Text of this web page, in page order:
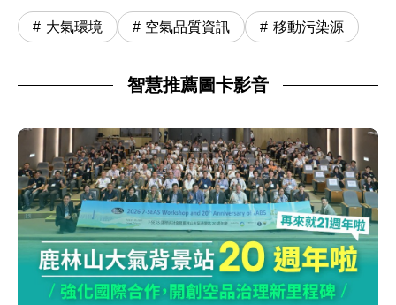
大氣環境 空氣品質資訊 移動污染源
智慧推薦圖卡影音